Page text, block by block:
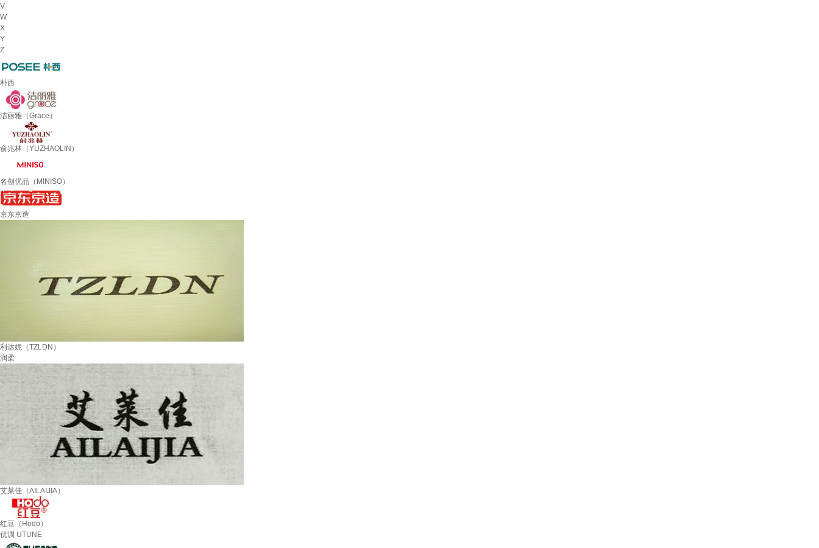
V
W
X
Y
Z
朴西
洁丽雅（Grace）
俞兆林（YUZHAOLIN）
名创优品（MINISO）
京东京造
利达妮（TZLDN）
润柔
艾莱佳（AILAIJIA）
红豆（Hodo）
优调 UTUNE